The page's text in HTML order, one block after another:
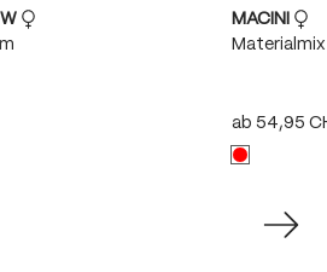
MACINI
ab 54,95